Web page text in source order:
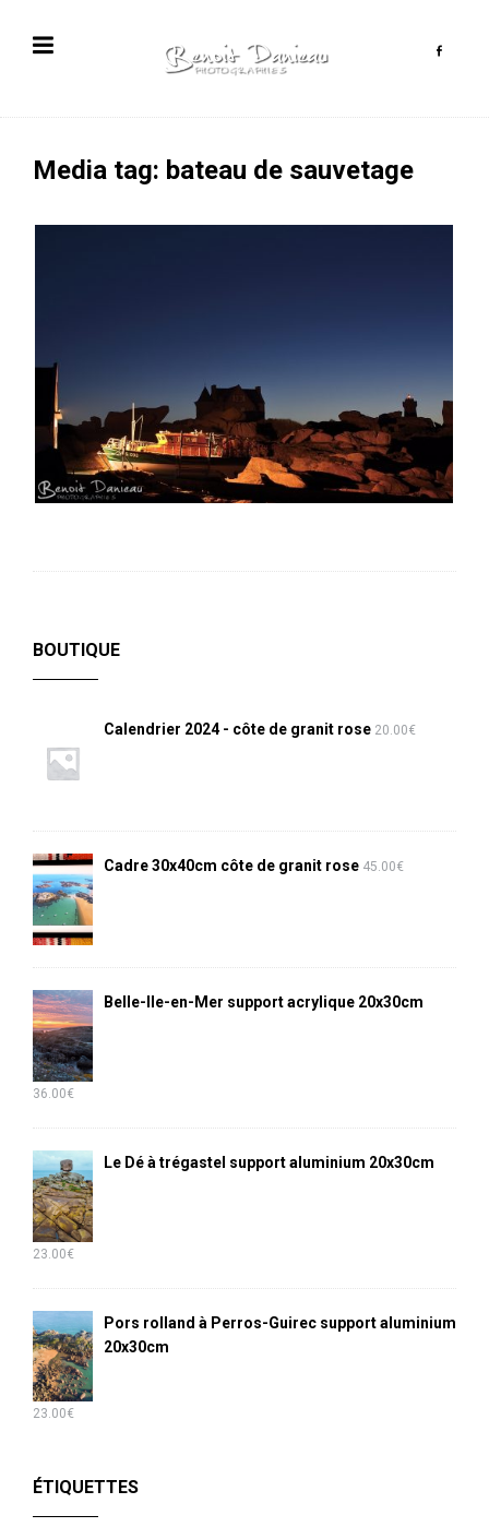
Media tag: bateau de sauvetage
BOUTIQUE
Calendrier 2024 - côte de granit rose 20.00€
Cadre 30x40cm côte de granit rose 45.00€
Belle-Ile-en-Mer support acrylique 20x30cm
36.00€
Le Dé à trégastel support aluminium 20x30cm
23.00€
Pors rolland à Perros-Guirec support aluminium
20x30cm
23.00€
ÉTIQUETTES